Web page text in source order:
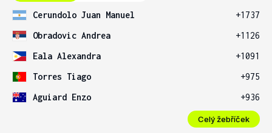
Cerundolo Juan Manuel
+1737
Obradovic Andrea
+1126
Eala Alexandra
+1091
Torres Tiago
+975
Aguiard Enzo
+936
Celý žebříček